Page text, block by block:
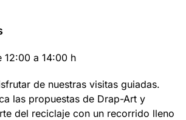
12:00 a 14:00 h
de nuestras visitas guiadas.
las propuestas de Drap-Art y
del reciclaje con un recorrido lleno